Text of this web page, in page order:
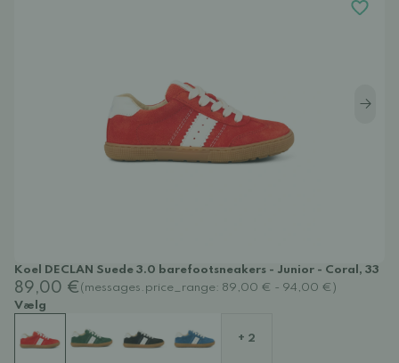
Koel DECLAN Suede 3.0 barefootsneakers - Junior - Coral, 33
89,00 € (messages.price_range: 89,00 € - 94,00 €)
Vælg
+ 2